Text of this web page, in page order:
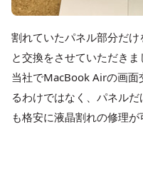
割れていたパネル部分だ
と交換をさせていただきま
当社でMacBook Airの画面
るわけではなく、パネル
も格安に液晶割れの修理が